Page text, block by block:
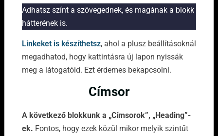
Adhatsz színt a szövegednek, és magának a blokk
hátterének is.
Linkeket is készíthetsz, ahol a plusz beállításoknál
megadhatod, hogy kattintásra új lapon nyissák
meg a látogatóid. Ezt érdemes bekapcsolni.
Címsor
A következő blokkunk a „Címsorok”, „Heading”-
ek. Fontos, hogy ezek közül mikor melyik szintűt